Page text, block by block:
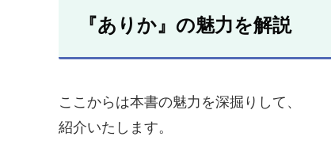
『ありか』の魅力を解説
ここからは本書の魅力を深掘りして、
紹介いたします。